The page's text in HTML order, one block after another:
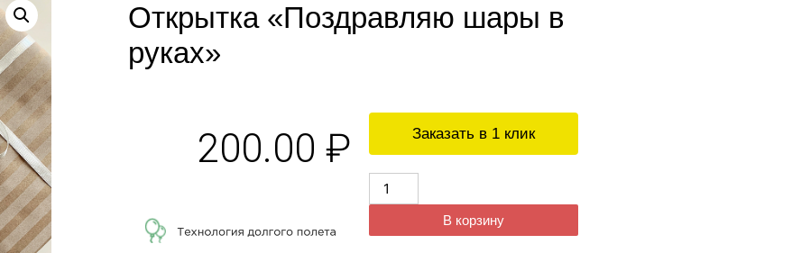
Открытка «Поздравляю шары в
руках»
200.00₽ Заказать в 1 клик
В корзину